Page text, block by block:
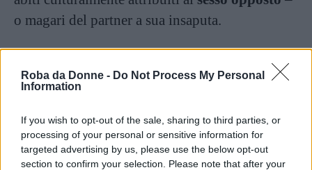
Roba da Donne - Do Not Process My Personal
Information
If you wish to opt-out of the sale, sharing to third parties, or
processing of your personal or sensitive information for
targeted advertising by us, please use the below opt-out
section to confirm your selection. Please note that after your
o magari del partner a sua insaputa.
Il feticismo tout court è l’utilizzo di oggetti
appartenenti all’altra persona al fine di trarne
eccitazione sessuale. Può trattarsi di un paio di
scarpecome di una ciocca di capelli.